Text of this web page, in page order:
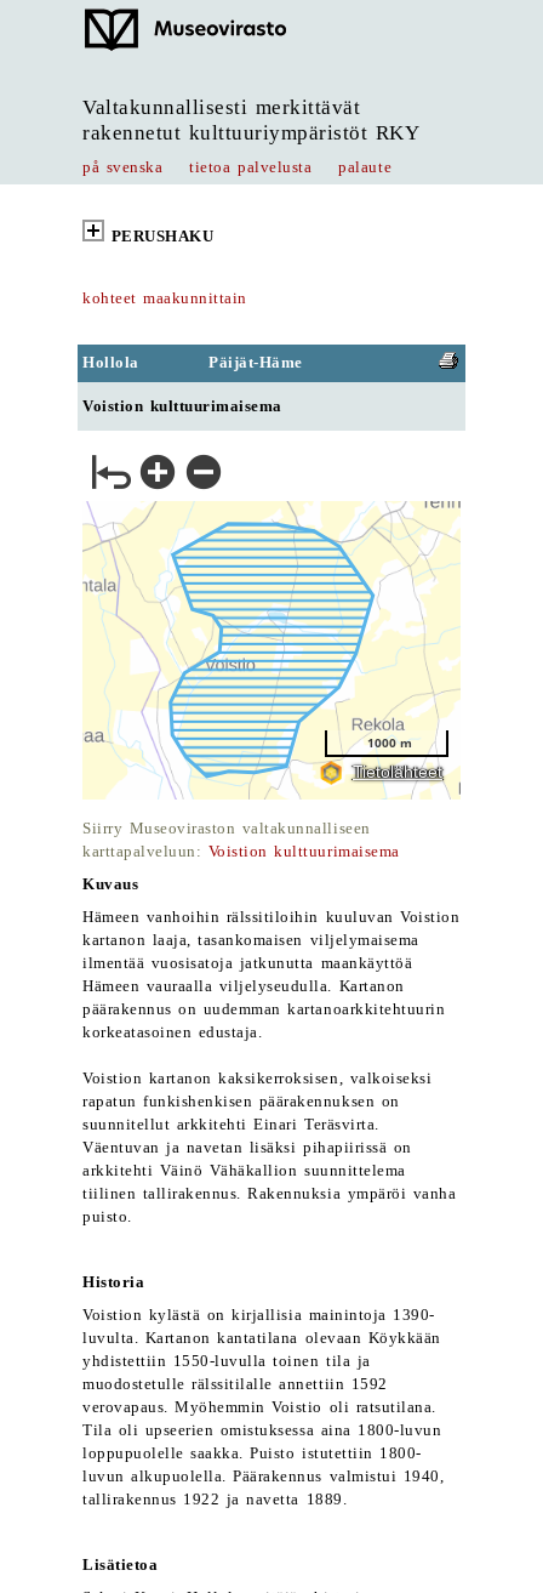
Valtakunnallisesti merkittävät
rakennetut kulttuuriympäristöt RKY
på svenska tietoa palvelusta palaute
PERUSHAKU
kohteet maakunnittain
Hollola Päijät-Häme
Voistion kulttuurimaisema
Siirry Museoviraston valtakunnalliseen
karttapalveluun: Voistion kulttuurimaisema
Kuvaus
Hämeen vanhoihin rälssitiloihin kuuluvan Voistion
kartanon laaja, tasankomaisen viljelymaisema
ilmentää vuosisatoja jatkunutta maankäyttöä
Hämeen vauraalla viljelyseudulla. Kartanon
päärakennus on uudemman kartanoarkkitehtuurin
korkeatasoinen edustaja.
Voistion kartanon kaksikerroksisen, valkoiseksi
rapatun funkishenkisen päärakennuksen on
suunnitellut arkkitehti Einari Teräsvirta.
Väentuvan ja navetan lisäksi pihapiirissä on
arkkitehti Väinö Vähäkallion suunnittelema
tiilinen tallirakennus. Rakennuksia ympäröi vanha
puisto.
Historia
Voistion kylästä on kirjallisia mainintoja 1390-
luvulta. Kartanon kantatilana olevaan Köykkään
yhdistettiin 1550-luvulla toinen tila ja
muodostetulle rälssitilalle annettiin 1592
verovapaus. Myöhemmin Voistio oli ratsutilana.
Tila oli upseerien omistuksessa aina 1800-luvun
loppupuolelle saakka. Puisto istutettiin 1800-
luvun alkupuolella. Päärakennus valmistui 1940,
tallirakennus 1922 ja navetta 1889.
Lisätietoa